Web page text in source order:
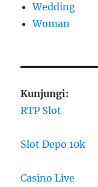
Wedding
Woman
Kunjungi:
RTP Slot
Slot Depo 10k
Casino Live